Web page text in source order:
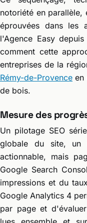
notoriété en parallèle,
éprouvées dans les
l'Agence Easy
comment cette
entreprises de la
Rémy-de-Provence en
de bois.
Mesure des
Un pilotage SEO
globale du site, un
actionnable, mais
Google Search
impressions et du
Google Analytics 4
par page et